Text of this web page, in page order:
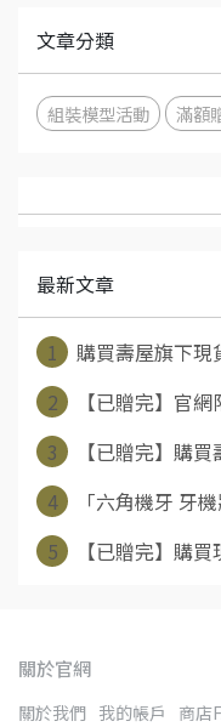
文章分類
組裝模型活動 滿額
最新文章
1
購買壽屋旗下
2
【已贈完】官
3
【已贈完】購
4
「六角機牙 牙
5
【已贈完】購
關於官網
關於我們 我的帳戶 商店